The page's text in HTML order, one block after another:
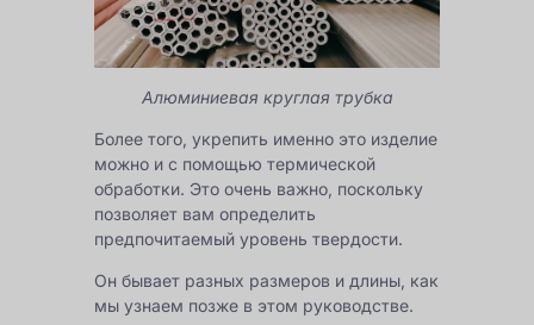
Алюминиевая круглая трубка
Более того, укрепить именно это изделие
можно и с помощью термической
обработки. Это очень важно, поскольку
позволяет вам определить
предпочитаемый уровень твердости.
Он бывает разных размеров и длины, как
мы узнаем позже в этом руководстве.